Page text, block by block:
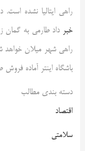
راهی ایتالیا نشده است.
خبر داد طارمی به گمان
راهی شهر میلان خواهد
باشگاه اینتر آماده
دسته بندی مطالب
اقتصاد
سلامتی